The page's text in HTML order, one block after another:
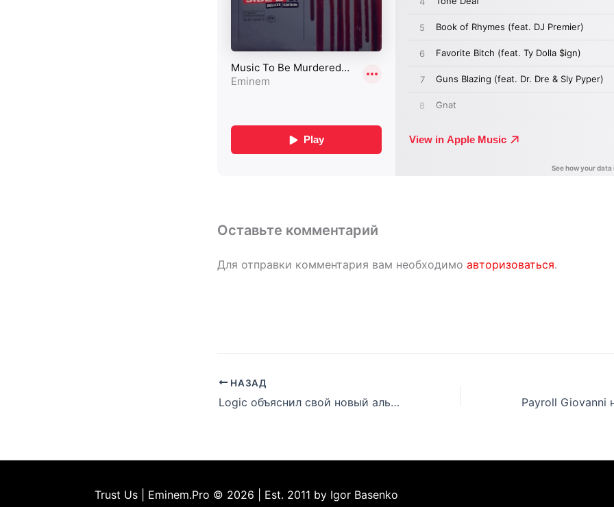
Оставьте комментарий
Для отправки комментария вам необходимо авторизоваться.
НАЗАД
Logic объяснил свой новый альбом через отсылку к «8-й миле» Эминема
Trust Us | Eminem.Pro © 2026 | Est. 2011 by Igor Basenko